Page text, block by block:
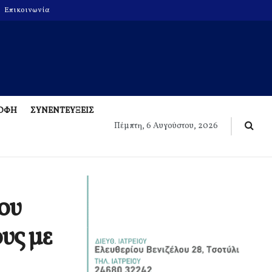
Επικοινωνία
ΣΥΝΕΝΤΕΥΞΕΙΣ
Πέμπτη, 6 Αυγούστου, 2026
με